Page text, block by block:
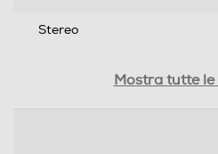
Stereo
Mostra tutte le